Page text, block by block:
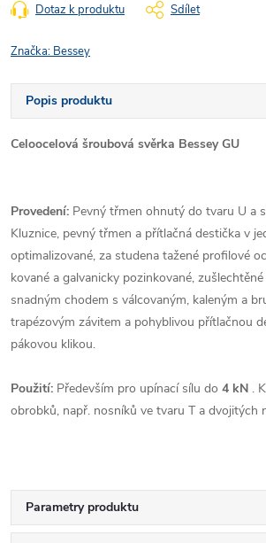
Dotaz k produktu Sdílet
Značka: Bessey
Popis produktu
Celoocelová šroubová svěrka Bessey GU
Provedení: Pevný třmen ohnutý do tvaru U a
Kluznice, pevný třmen a přítlačná destička v
optimalizované, za studena tažené profilové
kované a galvanicky pozinkované,
snadným chodem s válcovaným, kaleným a
trapézovým závitem a pohyblivou přítlačnou
pákovou klikou.
Použití: Především pro upínací sílu do 4 kN .
obrobků, např. nosníků ve tvaru T a dvojitých
Parametry produktu